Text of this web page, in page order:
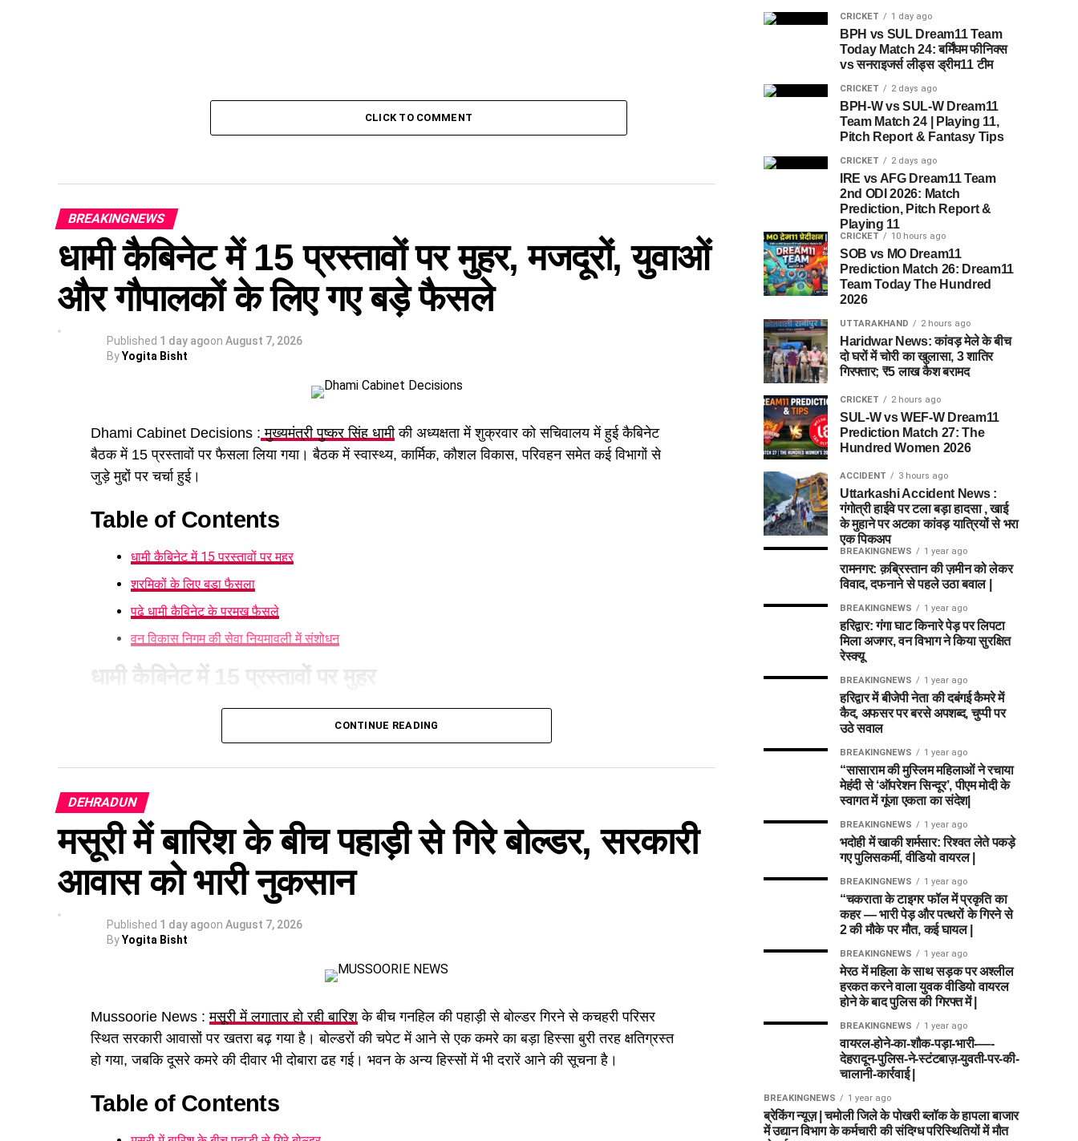
CLICK TO COMMENT
BREAKINGNEWS
धामी कैबिनेट में 15 प्रस्तावों पर मुहर, मजदूरों, युवाओं
और गौपालकों के लिए गए बड़े फैसले
Published 1 day agoon August 7, 2026
ByYogita Bisht
Dhami Cabinet Decisions : मुख्यमंत्री पुष्कर सिंह धामीकी अध्यक्षता में शुक्रवार को सचिवालय में हुई कैबिनेट
बैठक में 15 प्रस्तावों पर फैसला लिया गया। बैठक में स्वास्थ्य, कार्मिक, कौशल विकास, परिवहन समेत कई विभागों से
जुड़े मुद्दों पर चर्चा हुई।
Table of Contents
धामी कैबिनेट में 15 प्रस्तावों पर मुहर
श्रमिकों के लिए बड़ा फैसला
पढ़े धामी कैबिनेट के प्रमुख फैसले
वन विकास निगम की सेवा नियमावली में संशोधन
आज हुई कैबिनेट की बैठक में 15 प्रस्तावों पर मुहर लगी है। कैबिनेट ने गोपालन योजना में सामान्य वर्ग को भी शामिल
करने का निर्णय लिया है। पात्र लोगों को सब्सिडी मिलेगी और वे गाय या भैंस खरीद सकेंगे।
श्रमिकों के लिए बड़ा फैसला
कैबिनेट ने
होगा। पुरुष और महिला कर्मचारियों को समान काम के लिए समान मजदूरी का प्रावधान भी किया गया है।
CONTINUE READING
DEHRADUN
मसूरी में बारिश के बीच पहाड़ी से गिरे बोल्डर, सरकारी
आवास को भारी नुकसान
Published 1 day agoon August 7, 2026
ByYogita Bisht
Mussoorie News :मसूरी में लगातार हो रही बारिश के बीच गनहिल की पहाड़ी से बोल्डर गिरने से कचहरी परिसर
स्थित सरकारी आवासों पर खतरा बढ़ गया है। बोल्डरों की चपेट में आने से एक कमरे का बड़ा हिस्सा बुरी तरह क्षतिग्रस्त
हो गया, जबकि दूसरे कमरे की दीवार भी दोबारा ढह गई। भवन के अन्य हिस्सों में भी दरारें आने की सूचना है।
Table of Contents
CRICKET 1 day ago
BPH vs SUL Dream11 Team
Today Match 24: बर्मिंघम फीनिक्स
vs सनराइजर्स लीड्स ड्रीम11 टीम
CRICKET 2 days ago
BPH-W vs SUL-W Dream11
Team Match 24 | Playing 11,
Pitch Report & Fantasy Tips
CRICKET 2 days ago
IRE vs AFG Dream11 Team
2nd ODI 2026: Match
Prediction, Pitch Report &
Playing 11
CRICKET 10 hours ago
SOB vs MO Dream11
Prediction Match 26: Dream11
Team Today The Hundred
2026
UTTARAKHAND 2 hours ago
Haridwar News: कांवड़ मेले के बीच
दो घरों में चोरी का खुलासा, 3 शातिर
गिरफ्तार; ₹5 लाख कैश बरामद
CRICKET 2 hours ago
SUL-W vs WEF-W Dream11
Prediction Match 27: The
Hundred Women 2026
ACCIDENT 3 hours ago
Uttarkashi Accident News :
गंगोत्री हाईवे पर टला बड़ा हादसा , खाई
के मुहाने पर अटका कांवड़ यात्रियों से भरा
एक पिकअप
BREAKINGNEWS 1 year ago
रामनगर: क़ब्रिस्तान की ज़मीन को लेकर
विवाद, दफनाने से पहले उठा बवाल |
BREAKINGNEWS 1 year ago
हरिद्वार: गंगा घाट किनारे पेड़ पर लिपटा
मिला अजगर, वन विभाग ने किया सुरक्षित
रेस्क्यू
BREAKINGNEWS 1 year ago
हरिद्वार में बीजेपी नेता की दबंगई कैमरे में
कैद, अफसर पर बरसे अपशब्द, चुप्पी पर
उठे सवाल
BREAKINGNEWS 1 year ago
“सासाराम की मुस्लिम महिलाओं ने रचाया
मेहंदी से ‘ऑपरेशन सिन्दूर’, पीएम मोदी के
स्वागत में गूंजा एकता का संदेश|
BREAKINGNEWS 1 year ago
भदोही में खाकी शर्मसार: रिश्वत लेते पकड़े
गए पुलिसकर्मी, वीडियो वायरल |
BREAKINGNEWS 1 year ago
“चकराता के टाइगर फॉल में प्रकृति का
कहर — भारी पेड़ और पत्थरों के गिरने से
2 की मौके पर मौत, कई घायल |
BREAKINGNEWS 1 year ago
मेरठ में महिला के साथ सड़क पर अश्लील
हरकत करने वाला युवक वीडियो वायरल
होने के बाद पुलिस की गिरफ्त में |
BREAKINGNEWS 1 year ago
वायरल-होने-का-शौक-पड़ा-भारी-—-
देहरादून-पुलिस-ने-स्टंटबाज़-युवती-पर-की-
चालानी-कार्रवाई |
BREAKINGNEWS 1 year ago
ब्रेकिंग न्यूज़ | चमोली जिले के पोखरी ब्लॉक के हापला बाजार
में उद्यान विभाग के कर्मचारी की संदिग्ध परिस्थितियों में मौत